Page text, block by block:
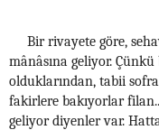
Bir rivayete göre,
mânâsına geliyor.
olduklarından, tabii
fakirlere bakıyorlar
geliyor diyenler var.